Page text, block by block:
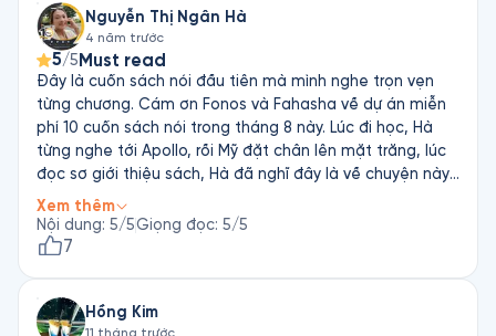
Nguyễn Thị Ngân Hà
4 năm trước
5/5 Must read
Đây là cuốn sách nói đầu tiên mà mình nghe trọn vẹn
từng chương. Cám ơn Fonos và Fahasha về dự án miễn
phí 10 cuốn sách nói trong tháng 8 này. Lúc đi học, Hà
từng nghe tới Apollo, rồi Mỹ đặt chân lên mặt trăng, lúc
đọc sơ giới thiệu sách, Hà đã nghĩ đây là về chuyện này.
Nhưng không, nó là về Apollo 8, về câu chuyện vĩ đại
nhất năm 1968, những người hùng đã cứu năm 1968 của
nước Mỹ. Trong suốt 24 chương, Việt Nam được nhắc tới
chứng kiến mọi chuyện diễn ra vậy. Chân thật lắm. Dù là
Xem thêm
Nội dung: 5/5Giọng đọc: 5/5
7
Hồng Kim
11 tháng trước